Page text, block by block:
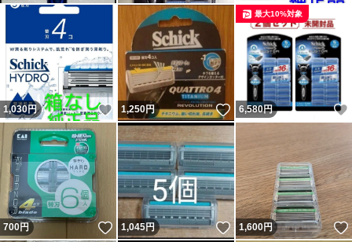
1,030円 いいね！
1,250円 いいね！
6,580円
最大10%対象
700円 いいね！
1,045円 いいね！
1,600円